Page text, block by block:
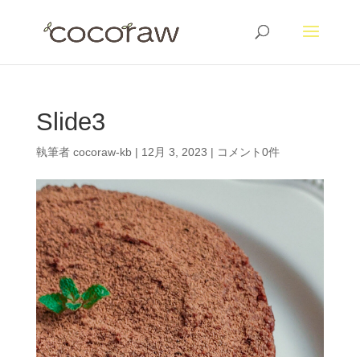
Slide3
執筆者 cocoraw-kb| 12月 3, 2023 | コメント0件